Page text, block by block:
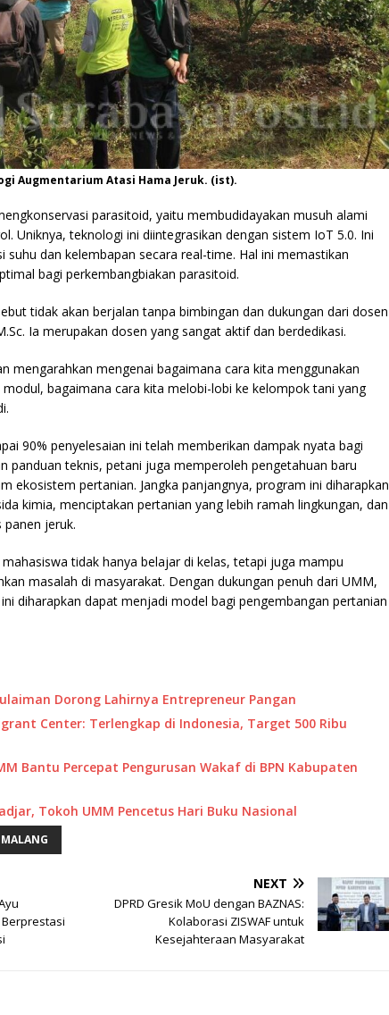
Augmentarium Atasi Hama Jeruk. (ist).
parasitoid, yaitu membudidayakan musuh alami
Uniknya, teknologi ini diintegrasikan dengan sistem IoT 5.0. Ini
dan kelembapan secara real-time. Hal ini memastikan
bagi perkembangbiakan parasitoid.
tidak akan berjalan tanpa bimbingan dan dukungan dari dosen
Ia merupakan dosen yang sangat aktif dan berdedikasi.
mengarahkan mengenai bagaimana cara kita menggunakan
bagaimana cara kita melobi-lobi ke kelompok tani yang
90% penyelesaian ini telah memberikan dampak nyata bagi
panduan teknis, petani juga memperoleh pengetahuan baru
ekosistem pertanian. Jangka panjangnya, program ini diharapkan
kimia, menciptakan pertanian yang lebih ramah lingkungan, dan
jeruk.
tidak hanya belajar di kelas, tetapi juga mampu
masalah di masyarakat. Dengan dukungan penuh dari UMM,
diharapkan dapat menjadi model bagi pengembangan pertanian
Dorong Lahirnya Entrepreneur Pangan
Center: Terlengkap di Indonesia, Target 500 Ribu
Bantu Percepat Pengurusan Wakaf di BPN Kabupaten
Tokoh UMM Pencetus Hari Buku Nasional
NEXT
DPRD Gresik MoU dengan BAZNAS:
Kolaborasi ZISWAF untuk
Kesejahteraan Masyarakat